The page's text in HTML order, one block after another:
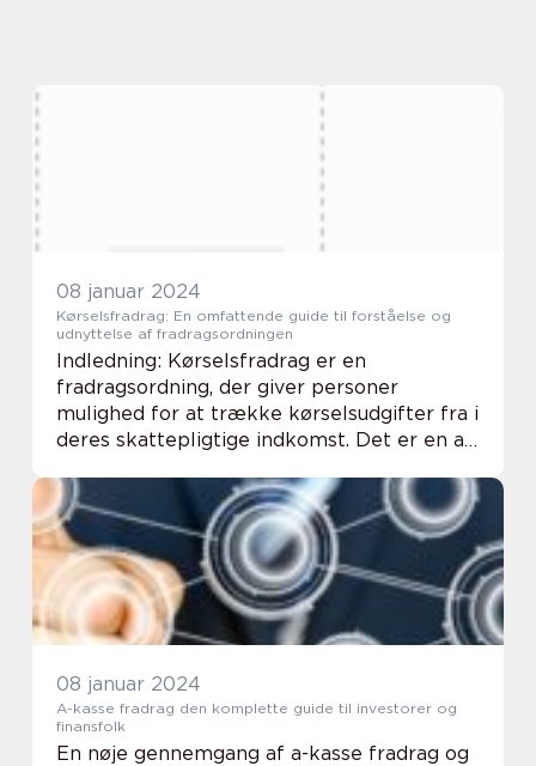
08 januar 2024
Kørselsfradrag: En omfattende guide til forståelse og
udnyttelse af fradragsordningen
Indledning: Kørselsfradrag er en
fradragsordning, der giver personer
mulighed for at trække kørselsudgifter fra i
deres skattepligtige indkomst. Det er en af
fradragsordninger i mange lande, herunder
Danmark, hvor det ...
08 januar 2024
A-kasse fradrag den komplette guide til investorer og
finansfolk
En nøje gennemgang af a-kasse fradrag og